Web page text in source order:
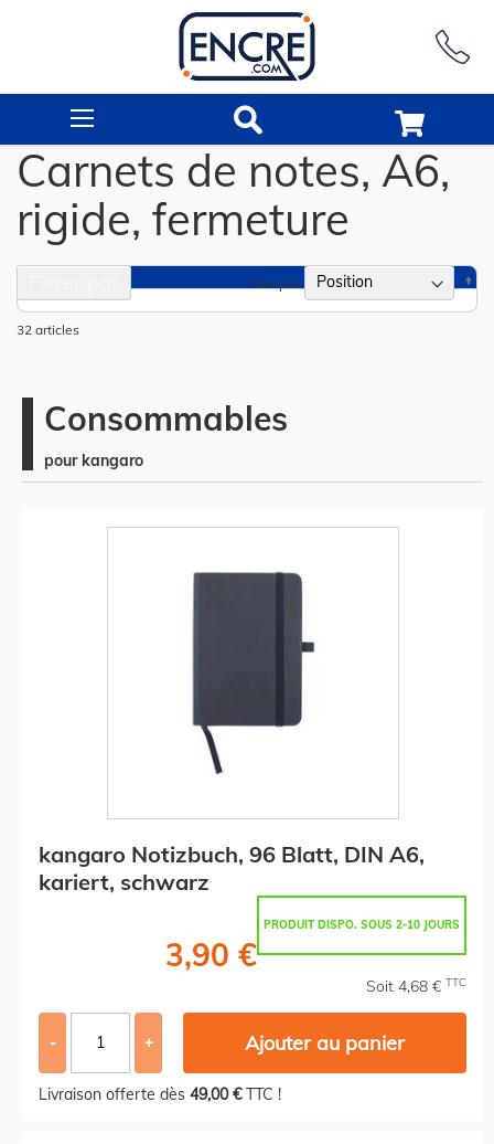
Carnets de notes, A6,
rigide, fermeture
32 articles
Trier par
Consommables
pour kangaro
kangaro Notizbuch, 96 Blatt, DIN A6,
kariert, schwarz
PRODUIT DISPO. SOUS 2-10 JOURS
3,90 €
Soit 4,68 € TTC
- + Ajouter au panier
Livraison offerte dès 49,00 €TTC !